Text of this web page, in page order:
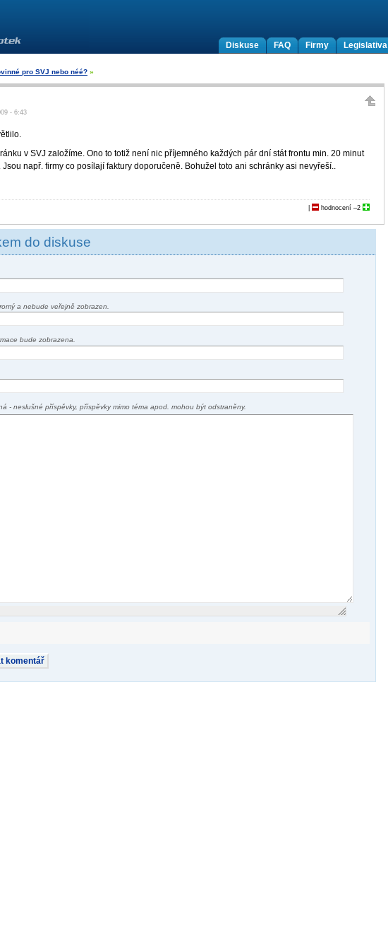
Legislativa
Firmy
FAQ
Diskuse
pro SVJ nebo néé? »
- 6:43
v SVJ založíme. Ono to totiž není nic příjemného každých pár dní stát frontu min. 20 minut
např. firmy co posílají faktury doporučeně. Bohužel toto ani schránky asi nevyřeší..
hodnocení –2
do diskuse
a nebude veřejně zobrazen.
bude zobrazena.
- neslušné příspěvky, příspěvky mimo téma apod. mohou být odstraněny.